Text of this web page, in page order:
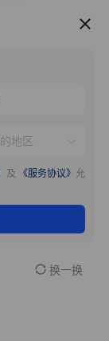
服务推荐
及 《服务协议》 允
换一换